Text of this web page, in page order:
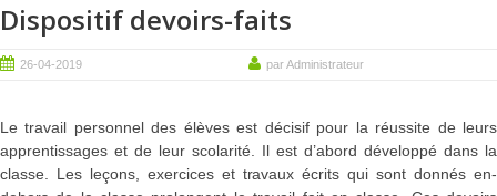
Dispositif devoirs-faits
26-04-2019 par Administrateur
Le travail personnel des élèves est décisif pour la réussite de leurs
apprentissages et de leur scolarité. Il est d’abord développé dans la
classe. Les leçons, exercices et travaux écrits qui sont donnés en-